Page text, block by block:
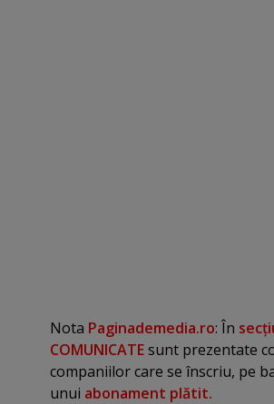
Nota Paginademedia.ro: În
COMUNICATEsunt prezentate
companiilor care se înscriu, pe
unui abonament plătit.